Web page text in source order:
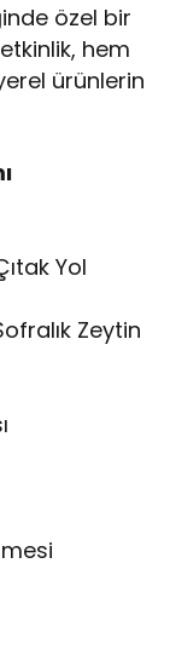
özel bir
hem
ürünlerin
Yol
Zeytin